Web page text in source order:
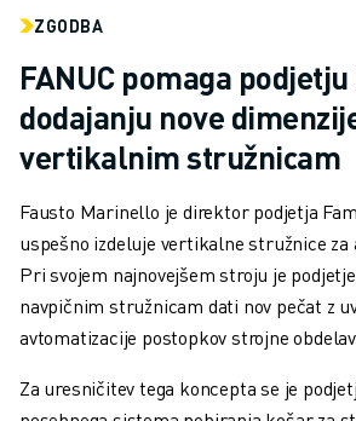
ZGODBA
FANUC pomaga
dodajanju nove
vertikalnim stružnicam
Fausto Marinello je direktor podjetja
uspešno izdeluje vertikalne stružnice
Pri svojem najnovejšem stroju je
navpičnim stružnicam dati nov pečat z
avtomatizacije postopkov strojne
Za uresničitev tega koncepta se je